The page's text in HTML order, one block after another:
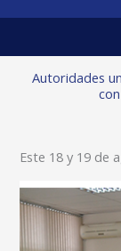
Autoridades
Este 18 y 19 de